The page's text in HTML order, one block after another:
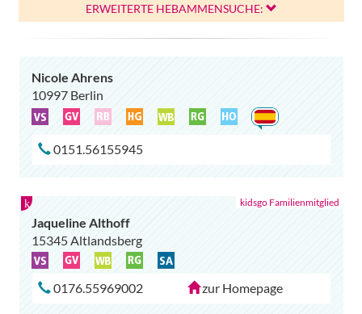
ERWEITERTE HEBAMMENSUCHE:
Nicole Ahrens
10997 Berlin
0151.56155945
Jaqueline Althoff
15345 Altlandsberg
0176.55969002 zur Homepage